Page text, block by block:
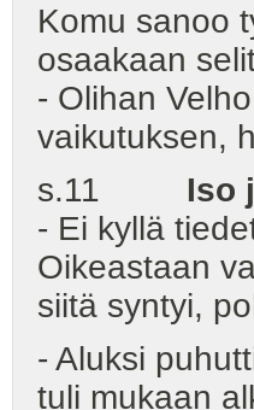
Komu sanoo
osaakaan
- Olihan
vaikutuksen,
s.11 Iso
- Ei kyllä
Oikeastaan
siitä syntyi,
- Aluksi
tuli mukaan